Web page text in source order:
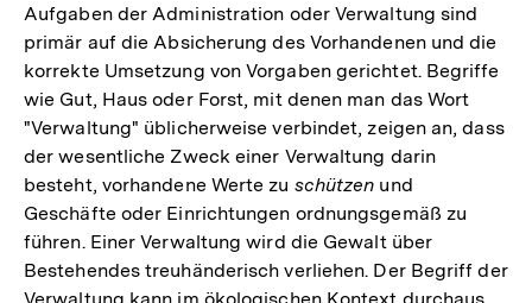
Aufgaben der Administration oder Verwaltung sind
primär auf die Absicherung des Vorhandenen und die
korrekte Umsetzung von Vorgaben gerichtet. Begriffe
wie Gut, Haus oder Forst, mit denen man das Wort
"Verwaltung" üblicherweise verbindet, zeigen an, dass
der wesentliche Zweck einer Verwaltung darin
besteht, vorhandene Werte zu schützen und
Geschäfte oder Einrichtungen ordnungsgemäß zu
führen. Einer Verwaltung wird die Gewalt über
Bestehendes treuhänderisch verliehen. Der Begriff der
Verwaltung kann im ökologischen Kontext durchaus